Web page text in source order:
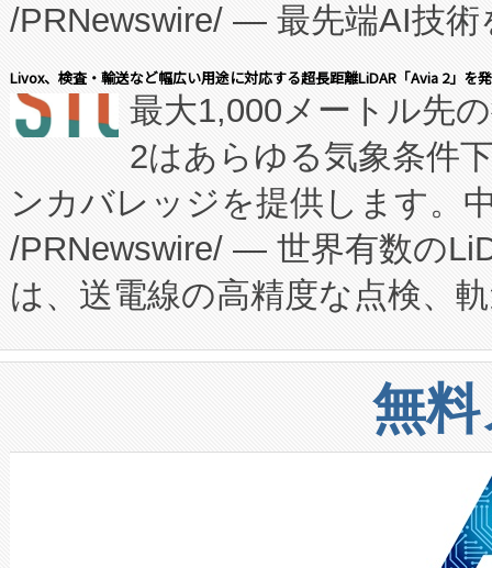
キー方式で拡張性が高く、持
す。FCCM‑を活用した現地生
患者にとっての費用負担を大
のアクセスを大幅に拡大する
Fully-Connected Continuous
プログラムには、施設設計・
に関する技術移転および知的
構造化トレーニングカリキュ
上げおよび商用化段階におけ
設備整備および立ち上げ調整
加組織は、Enzeneのバイオ
選定された製品について、自
/PRNewswire/ — 最先端AI技術
会社エーアイ・アンド：本社
President原信平）と、エンタ
ードするVoltaiqは、日本にあ
ーエネルギー貯蔵システム（
た。 Voltaiq独自のAI搭載プラ
定、統合、導入、運用に至る
安全性を追跡し、確保する事
増加しているデータセンター
る電力網に大きな負担をかけ
事業者の負担軽減という課題
系統連系を迅速にし、ピーク
Livox、検査・輸送など幅広い用途に対応する超長距離LiDAR「Avia 2」を
最大1,000メートル先
2はあらゆる気象条件
ンカバレッジを提供します。
/PRNewswire/ — 世界有数の
は、送電線の高精度な点検、
や穀物倉庫におけるバルク材
リューション「Avia 2」を発
したAvia 2は、1,000メート
狭視野のFOVを切り替えるこ
ケーブル、枝などの細かな対
無